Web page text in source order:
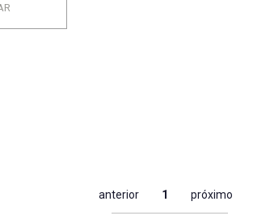
anterior 1 próximo